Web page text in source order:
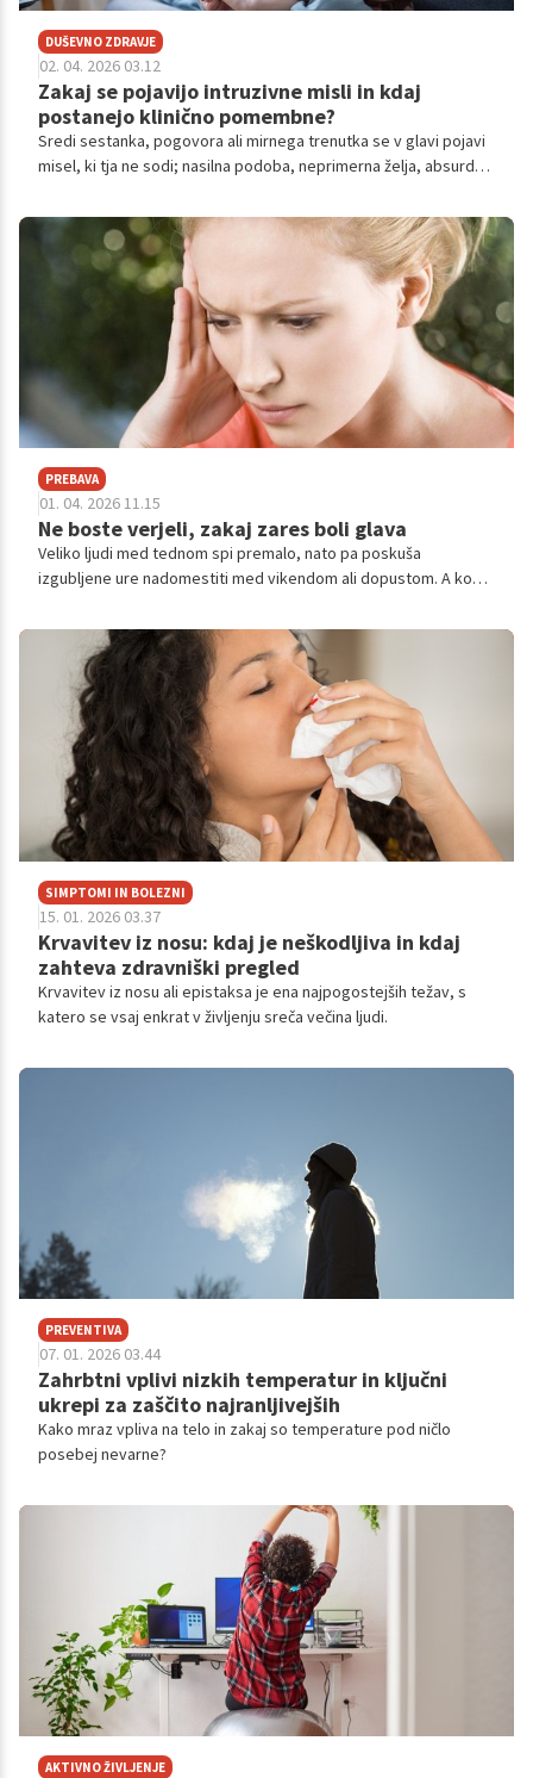
DUŠEVNO ZDRAVJE
02. 04. 2026 03.12
Zakaj se pojavijo intruzivne misli in kdaj
postanejo klinično pomembne?
Sredi sestanka, pogovora ali mirnega trenutka se v glavi pojavi
misel, ki tja ne sodi; nasilna podoba, neprimerna želja, absurdna
najverjetneje nič.
PREBAVA
01. 04. 2026 11.15
Ne boste verjeli, zakaj zares boli glava
Veliko ljudi med tednom spi premalo, nato pa poskuša
izgubljene ure nadomestiti med vikendom ali dopustom. A ko
nasprotno: pojavi se utrujenost, razdražljivost, glavobol ali celo
migrena. Strokovnjaki ta pojav dobro poznajo in opozarjajo, da
je glavni krivec porušen spalni ritem.
SIMPTOMI IN BOLEZNI
15. 01. 2026 03.37
Krvavitev iz nosu: kdaj je neškodljiva in kdaj
zahteva zdravniški pregled
Krvavitev iz nosu ali epistaksa je ena najpogostejših težav, s
katero se vsaj enkrat v življenju sreča večina ljudi.
PREVENTIVA
07. 01. 2026 03.44
Zahrbtni vplivi nizkih temperatur in ključni
ukrepi za zaščito najranljivejših
Kako mraz vpliva na telo in zakaj so temperature pod ničlo
posebej nevarne?
AKTIVNO ŽIVLJENJE